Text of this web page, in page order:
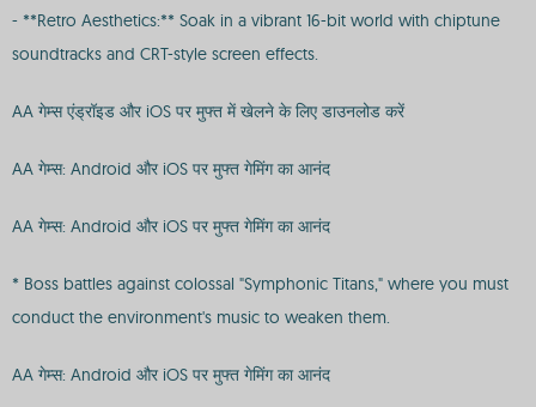
- **Retro Aesthetics:** Soak in a vibrant 16-bit world with chiptune
soundtracks and CRT-style screen effects.
AA गेम्स एंड्रॉइड और iOS पर मुफ्त में खेलने के लिए डाउनलोड करें
AA गेम्स: Android और iOS पर मुफ्त गेमिंग का आनंद
AA गेम्स: Android और iOS पर मुफ्त गेमिंग का आनंद
* Boss battles against colossal "Symphonic Titans," where you must
conduct the environment's music to weaken them.
AA गेम्स: Android और iOS पर मुफ्त गेमिंग का आनंद